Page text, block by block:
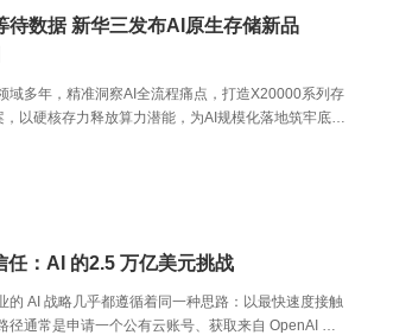
待数据 新华三发布AI原生存储新品
域多年，精准洞察AI全流程痛点，打造X20000系列存
以硬核存力释放算力潜能，为AI规模化落地筑牢底层
任：AI 的2.5 万亿美元挑战
的 AI 战略几乎都遵循着同一种思路：以最快速度接触
径通常是申请一个公有云账号、获取来自 OpenAI 或